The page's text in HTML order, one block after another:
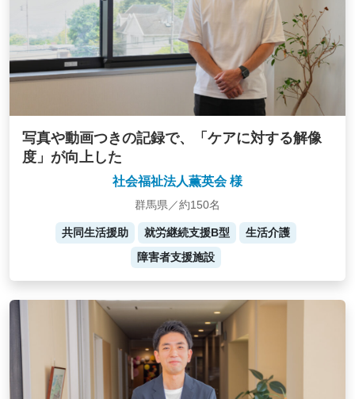
写真や動画つきの記録で、「ケアに対する解像
度」が向上した
社会福祉法人薫英会 様
群馬県／約150名
共同生活援助 就労継続支援B型
生活介護
障害者支援施設